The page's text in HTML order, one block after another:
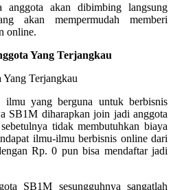
akan dibimbing langsung
akan mempermudah memberi
online.
Yang Terjangkau
ilmu yang berguna untuk berbisnis
SB1M diharapkan join jadi anggota
tidak membutuhkan biaya
ilmu-ilmu berbisnis online dari
Rp. 0 pun bisa mendaftar jadi
SB1M sesungguhnya sangatlah